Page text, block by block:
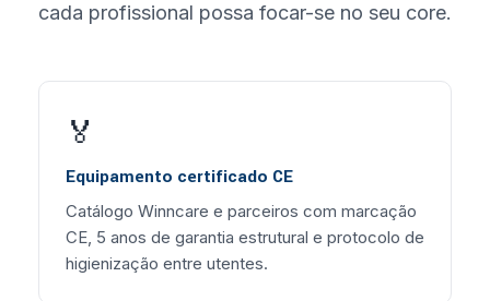
cada profissional possa focar-se no seu core.
🏅
Equipamento certificado CE
Catálogo Winncare e parceiros com marcação
CE, 5 anos de garantia estrutural e protocolo de
higienização entre utentes.